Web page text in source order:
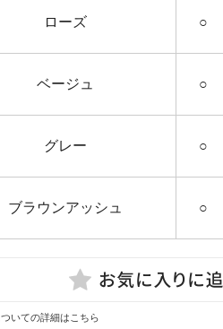
ローズ ○
ベージュ ○
グレー ○
ブラウンアッシュ ○
いての詳細はこちら